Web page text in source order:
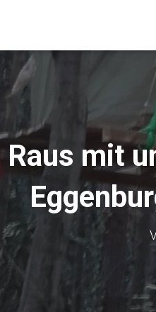
Raus mit